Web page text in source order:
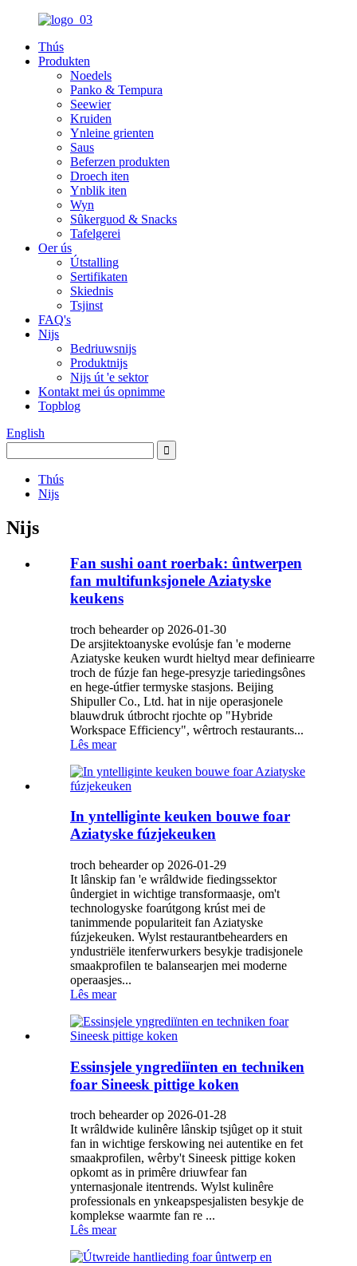
Thús
Produkten
Noedels
Panko & Tempura
Seewier
Kruiden
Ynleine grienten
Saus
Beferzen produkten
Droech iten
Ynblik iten
Wyn
Sûkerguod & Snacks
Tafelgerei
Oer ús
Útstalling
Sertifikaten
Skiednis
Tsjinst
FAQ's
Nijs
Bedriuwsnijs
Produktnijs
Nijs út 'e sektor
Kontakt mei ús opnimme
Topblog
English
Thús
Nijs
Nijs
Fan sushi oant roerbak: ûntwerpen
fan multifunksjonele Aziatyske
keukens
troch behearder op 2026-01-30
De arsjitektoanyske evolúsje fan 'e moderne
Aziatyske keuken wurdt hieltyd mear definiearre
troch de fúzje fan hege-presyzje tariedingsônes
en hege-útfier termyske stasjons. Beijing
Shipuller Co., Ltd. hat in nije operasjonele
blauwdruk útbrocht rjochte op "Hybride
Workspace Efficiency", wêrtroch restaurants...
Lês mear
In yntelliginte keuken bouwe foar
Aziatyske fúzjekeuken
troch behearder op 2026-01-29
It lânskip fan 'e wrâldwide fiedingssektor
ûndergiet in wichtige transformaasje, om't
technologyske foarútgong krúst mei de
tanimmende populariteit fan Aziatyske
fúzjekeuken. Wylst restaurantbehearders en
yndustriële itenferwurkers besykje tradisjonele
smaakprofilen te balansearjen mei moderne
operaasjes...
Lês mear
Essinsjele yngrediïnten en techniken
foar Sineesk pittige koken
troch behearder op 2026-01-28
It wrâldwide kulinêre lânskip tsjûget op it stuit
fan in wichtige ferskowing nei autentike en fet
smaakprofilen, wêrby't Sineesk pittige koken
opkomt as in primêre driuwfear fan
ynternasjonale itentrends. Wylst kulinêre
professionals en ynkeapspesjalisten besykje de
komplekse waarmte fan re ...
Lês mear